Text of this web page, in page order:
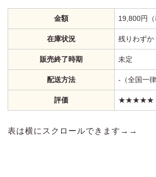
金額 19,800円（
在庫状況 残りわずか
販売終了時期 未定
配送方法 ‐（全国一
評価 ★★★★★
表は横にスクロールできます→→